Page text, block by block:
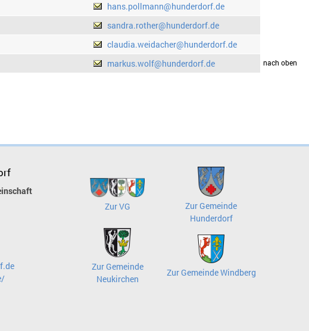
hans.pollmann@hunderdorf.de
sandra.rother@hunderdorf.de
claudia.weidacher@hunderdorf.de
markus.wolf@hunderdorf.dedrucken nach oben
Zur VG
Zur Gemeinde
Hunderdorf
Zur Gemeinde
Neukirchen
Zur Gemeinde Windberg